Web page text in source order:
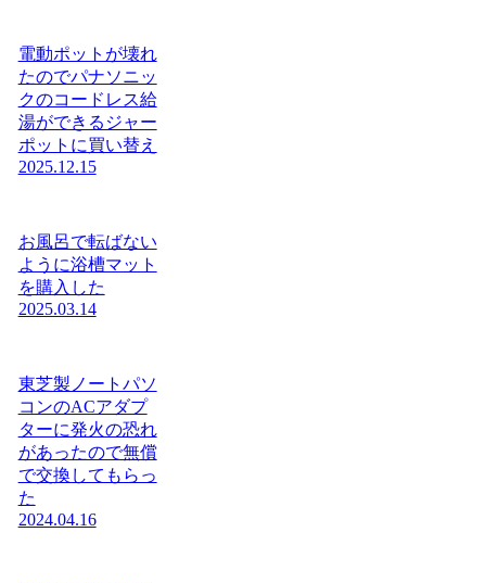
電動ポットが壊れ
たのでパナソニッ
クのコードレス給
湯ができるジャー
ポットに買い替え
2025.12.15
お風呂で転ばない
ように浴槽マット
を購入した
2025.03.14
東芝製ノートパソ
コンのACアダプ
ターに発火の恐れ
があったので無償
で交換してもらっ
た
2024.04.16